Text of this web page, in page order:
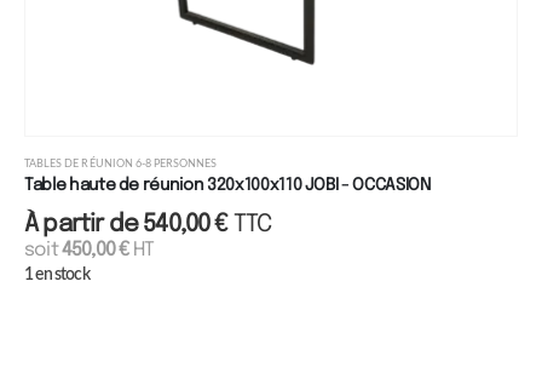
TABLES DE RÉUNION 6-8 PERSONNES
Table haute de réunion 320x100x110 JOBI - OCCASION
À partir de540,00€ TTC
soit450,00€HT
1 en stock